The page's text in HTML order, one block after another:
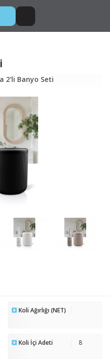
2'li Banyo Seti
Koli Ağırlığı (NET)
Koli İçi Adeti 8